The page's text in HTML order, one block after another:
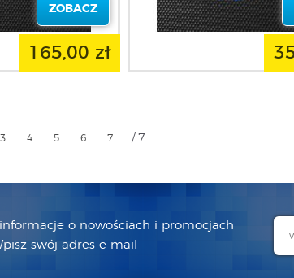
ZOBACZ
165,00 zł
3 4 5 6 7 / 7
o nowościach i promocjach
swój adres e-mail